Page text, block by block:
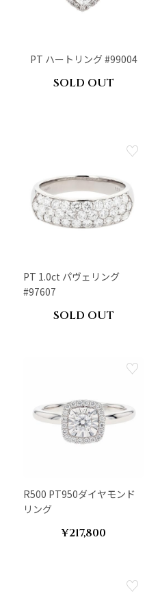
PT ハートリング #99004
SOLD OUT
PT 1.0ct パヴェリング
#97607
SOLD OUT
R500 PT950ダイヤモンド
リング
¥217,800